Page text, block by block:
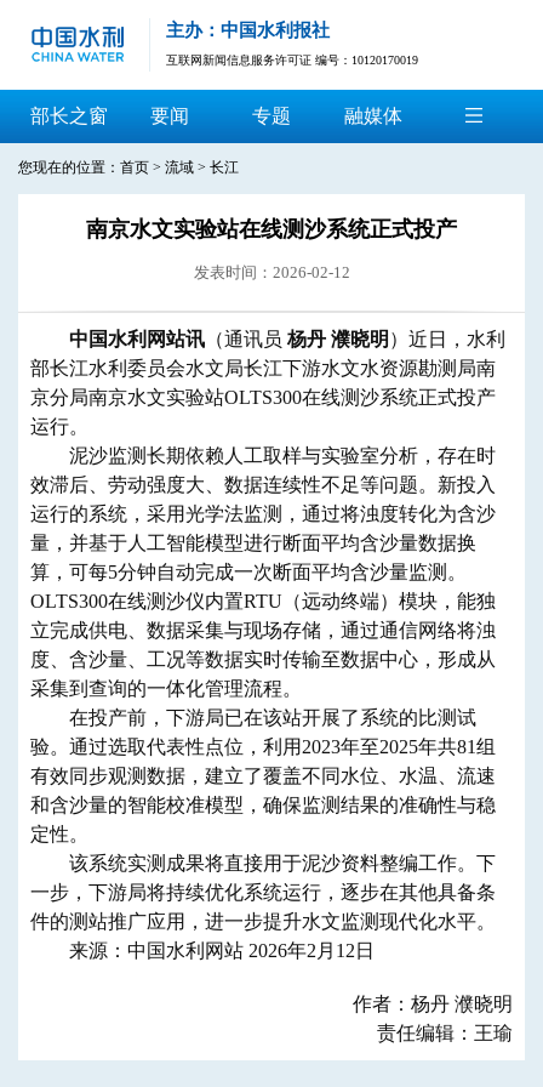
主办：中国水利报社
互联网新闻信息服务许可证 编号：10120170019
部长之窗 要闻 专题 融媒体
您现在的位置： 首页 > 流域 > 长江
南京水文实验站在线测沙系统正式投产
发表时间：2026-02-12
中国水利网站讯 （通讯员 杨丹 濮晓明 ）近日，水利
部长江水利委员会水文局长江下游水文水资源勘测局南
京分局南京水文实验站OLTS300在线测沙系统正式投产
运行。
泥沙监测长期依赖人工取样与实验室分析，存在时
效滞后、劳动强度大、数据连续性不足等问题。新投入
运行的系统 ， 采用光学法监测，通过将浊度转化为含沙
量，并基于人工智能模型进行断面平均含沙量数据换
算，可每5分钟自动完成一次断面平均含沙量监测。
OLTS300在线测沙仪内置RTU （远动终端） 模块，能独
立完成供电、数据采集与现场存储，通过通信网络将浊
度、含沙量、工况等数据实时传输至数据中心，形成从
采集到查询的一体化管理流程。
在投产前，下游局已在该站开展了系统的比测试
验。通过选取代表性点位，利用2023年至2025年共81组
有效同步观测数据，建立了覆盖不同水位、水温、流速
和含沙量的智能校准模型，确保监测结果的准确性与稳
定性。
该系统实测成果将直接用于泥沙资料整编工作。下
一步，下游局将持续优化系统运行，逐步在其他具备条
件的测站推广应用，进一步提升水文监测现代化水平。
来源：中国水利网站 2026年2月12日
作者：杨丹 濮晓明
责任编辑：王瑜